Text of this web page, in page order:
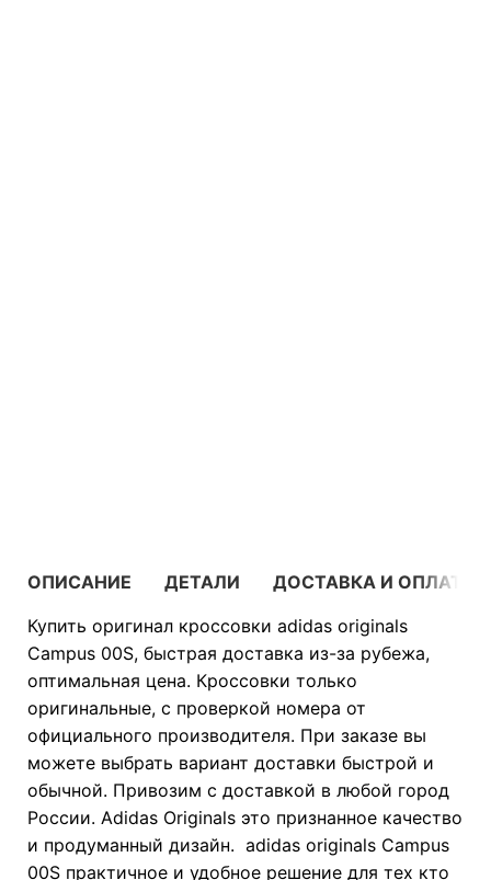
ОПИСАНИЕ ДЕТАЛИ
ДОСТАВКА И ОПЛАТА
Купить оригинал кроссовки adidas originals
Campus 00S, быстрая доставка из-за рубежа,
оптимальная цена. Кроссовки только
оригинальные, с проверкой номера от
официального производителя. При заказе вы
можете выбрать вариант доставки быстрой и
обычной. Привозим с доставкой в любой город
России. Adidas Originals это признанное качество
и продуманный дизайн. adidas originals Campus
00S практичное и удобное решение для тех кто